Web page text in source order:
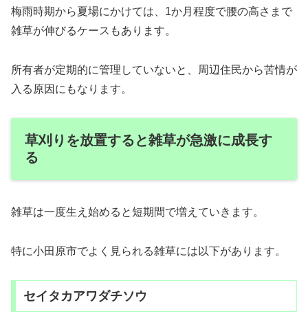
梅雨時期から夏場にかけては、1か月程度で腰の高さまで
雑草が伸びるケースもあります。
所有者が定期的に管理していないと、周辺住民から苦情が
入る原因にもなります。
草刈りを放置すると雑草が急激に成長す
る
雑草は一度生え始めると短期間で増えていきます。
特に小田原市でよく見られる雑草には以下があります。
セイタカアワダチソウ